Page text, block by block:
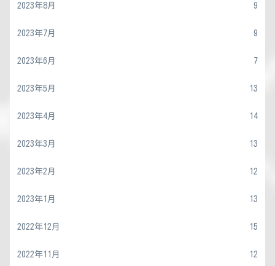
2023年8月 9
2023年7月 9
2023年6月 7
2023年5月 13
2023年4月 14
2023年3月 13
2023年2月 12
2023年1月 13
2022年12月 15
2022年11月 12